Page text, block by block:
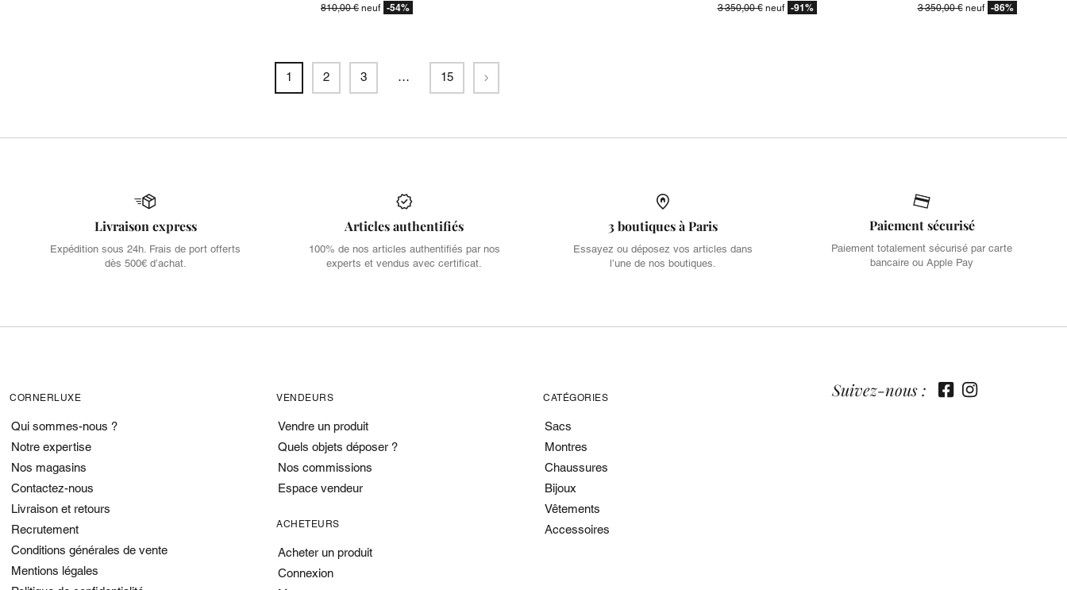
810,00 € neuf -54% 3 350,00 €neuf -91% 3 350,00 €neuf -86%
1 2 3 … 15 Suivant
Livraison express
Expédition sous 24h. Frais de port offerts
dès 500€ d’achat.
Articles authentifiés
100% de nos articles authentifiés par nos
experts et vendus avec certificat.
3 boutiques à Paris
Essayez ou déposez vos articles dans
l’une de nos boutiques.
Paiement sécurisé
Paiement totalement sécurisé par carte
bancaire ou Apple Pay
CORNERLUXE
Qui sommes-nous ?
Notre expertise
Nos magasins
Contactez-nous
Livraison et retours
Recrutement
Conditions générales de vente
Mentions légales
VENDEURS
Vendre un produit
Quels objets déposer ?
Nos commissions
Espace vendeur
ACHETEURS
Acheter un produit
Connexion
CATÉGORIES
Sacs
Montres
Chaussures
Bijoux
Vêtements
Accessoires
Suivez-nous :